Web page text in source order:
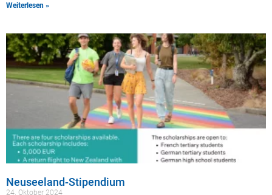
Weiterlesen »
Neuseeland-Stipendium
24. Oktober 2024